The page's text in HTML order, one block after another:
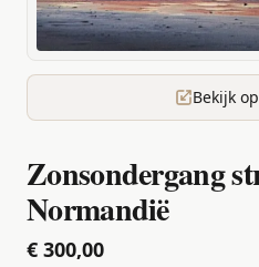
Bekijk
Zonsondergang
Normandië
€ 300,00